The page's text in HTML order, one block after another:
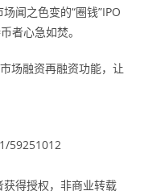
闻之色变的“圈钱”IPO
者心急如焚。
场融资再融资功能，让
59251012
得授权，非商业转载